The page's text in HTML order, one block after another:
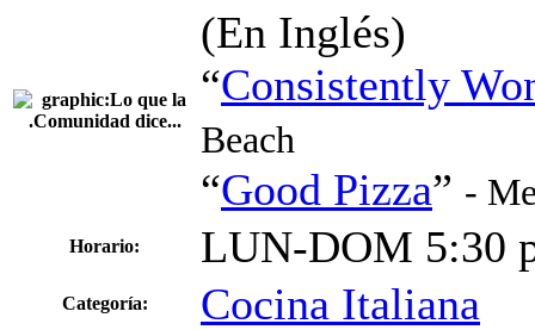
(En Inglés)
“Consistently
Beach
“Good Pizza” -
Horario: LUN-DOM 5:30
Categoría: Cocina Italiana